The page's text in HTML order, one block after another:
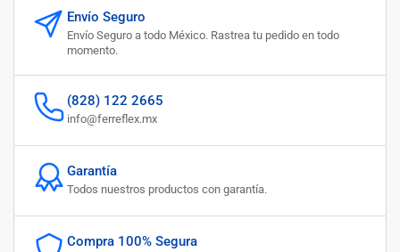
Envío Seguro
Envío Seguro a todo México. Rastrea tu pedido en todo
momento.
(828) 122 2665
info@ferreflex.mx
Garantía
Todos nuestros productos con garantía.
Compra 100% Segura